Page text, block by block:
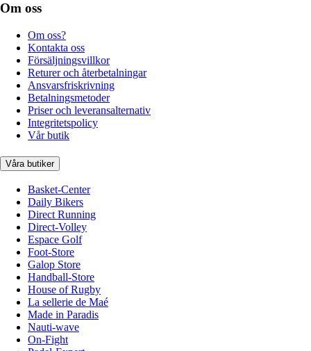
Om oss
Om oss?
Kontakta oss
Försäljningsvillkor
Returer och återbetalningar
Ansvarsfriskrivning
Betalningsmetoder
Priser och leveransalternativ
Integritetspolicy
Vår butik
Våra butiker
Basket-Center
Daily Bikers
Direct Running
Direct-Volley
Espace Golf
Foot-Store
Galop Store
Handball-Store
House of Rugby
La sellerie de Maé
Made in Paradis
Nauti-wave
On-Fight